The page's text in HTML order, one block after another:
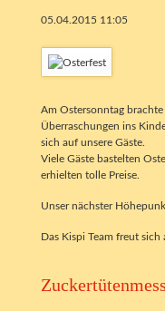
05.04.2015 11:05
Am Ostersonntag
Überraschungen ins
sich auf unsere Gäste.
Viele Gäste bastelten
erhielten tolle Preise.
Unser nächster
Das Kispi Team freut sich